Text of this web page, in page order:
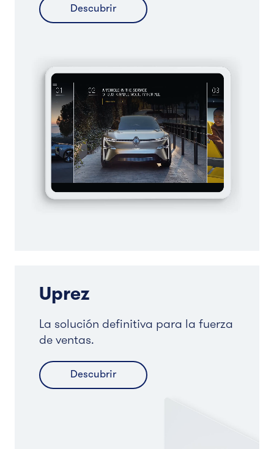
Descubrir
Uprez
La solución definitiva para la fuerza
de ventas.
Descubrir